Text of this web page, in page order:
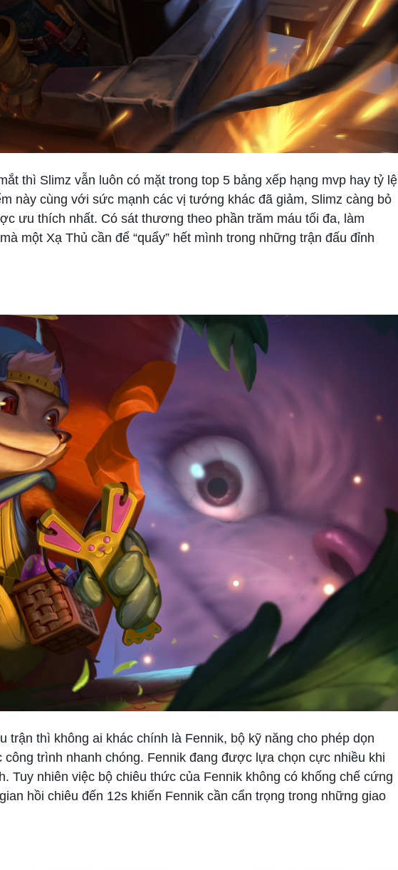
thì Slimz vẫn luôn có mặt trong top 5 bảng xếp hạng mvp hay tỷ lệ
này cùng với sức mạnh các vị tướng khác đã giảm, Slimz càng bỏ
ưu thích nhất. Có sát thương theo phần trăm máu tối đa, làm
một Xạ Thủ cần để “quẩy” hết mình trong những trận đấu đỉnh
thì không ai khác chính là Fennik, bộ kỹ năng cho phép dọn
trình nhanh chóng. Fennik đang được lựa chọn cực nhiều khi
Tuy nhiên việc bộ chiêu thức của Fennik không có khống chế cứng
hồi chiêu đến 12s khiến Fennik cần cẩn trọng trong những giao